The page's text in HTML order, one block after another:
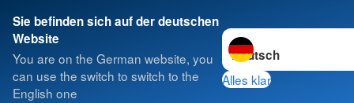
Sie befinden sich auf der deutschen
Website
You are on the German website, you
can use the switch to switch to the
English one
Sprache wechseln zu
Alles klar